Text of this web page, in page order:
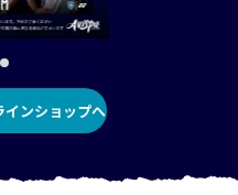
インショップへ